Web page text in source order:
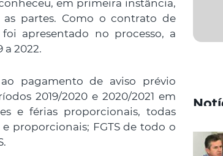
em primeira instância,
partes. Como o contrato de
apresentado no processo, a
2022.
pagamento de aviso prévio
2019/2020 e 2020/2021 em
e férias proporcionais, todas
proporcionais; FGTS de todo o